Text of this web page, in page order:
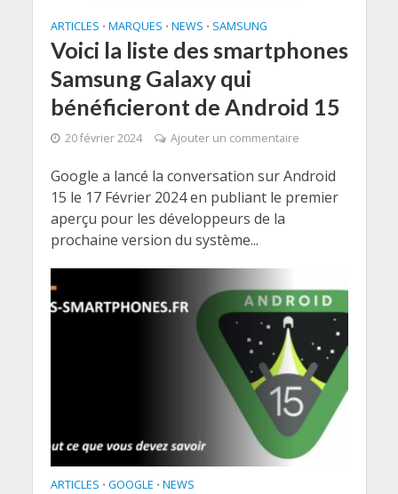
ARTICLES • MARQUES • NEWS • SAMSUNG
Voici la liste des smartphones
Samsung Galaxy qui
bénéficieront de Android 15
20 février 2024 Ajouter un commentaire
Google a lancé la conversation sur Android
15 le 17 Février 2024 en publiant le premier
aperçu pour les développeurs de la
prochaine version du système...
ARTICLES • GOOGLE • NEWS